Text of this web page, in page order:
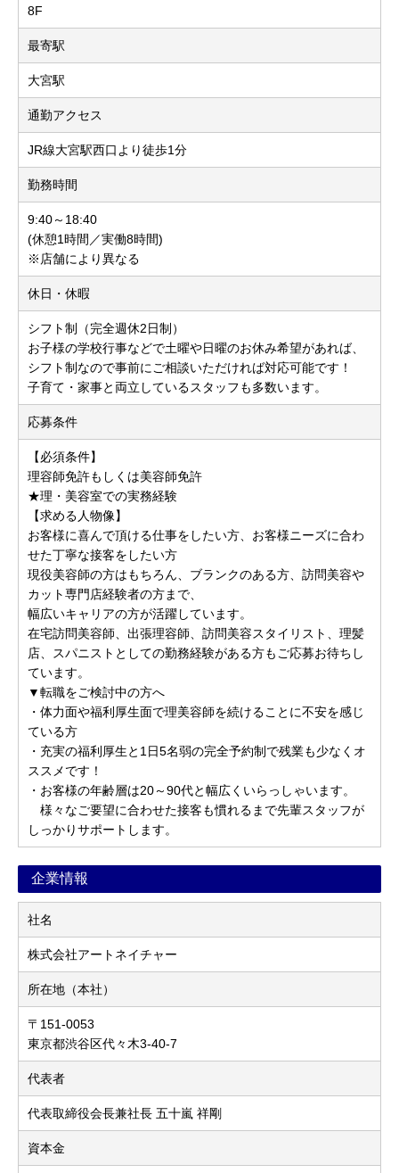
8F
最寄駅
大宮駅
通勤アクセス
JR線大宮駅西口より徒歩1分
勤務時間
9:40～18:40
(休憩1時間／実働8時間)
※店舗により異なる
休日・休暇
シフト制（完全週休2日制）
お子様の学校行事などで土曜や日曜のお休み希望があれば、
シフト制なので事前にご相談いただければ対応可能です！
子育て・家事と両立しているスタッフも多数います。
応募条件
【必須条件】
理容師免許もしくは美容師免許
★理・美容室での実務経験
【求める人物像】
お客様に喜んで頂ける仕事をしたい方、お客様ニーズに合わ
せた丁寧な接客をしたい方
現役美容師の方はもちろん、ブランクのある方、訪問美容や
カット専門店経験者の方まで、
幅広いキャリアの方が活躍しています。
在宅訪問美容師、出張理容師、訪問美容スタイリスト、理髪
店、スパニストとしての勤務経験がある方もご応募お待ちし
ています。
▼転職をご検討中の方へ
・体力面や福利厚生面で理美容師を続けることに不安を感じ
ている方
・充実の福利厚生と1日5名弱の完全予約制で残業も少なくオ
ススメです！
・お客様の年齢層は20～90代と幅広くいらっしゃいます。
様々なご要望に合わせた接客も慣れるまで先輩スタッフが
しっかりサポートします。
企業情報
社名
株式会社アートネイチャー
所在地（本社）
〒151-0053
東京都渋谷区代々木3-40-7
代表者
代表取締役会長兼社長 五十嵐 祥剛
資本金